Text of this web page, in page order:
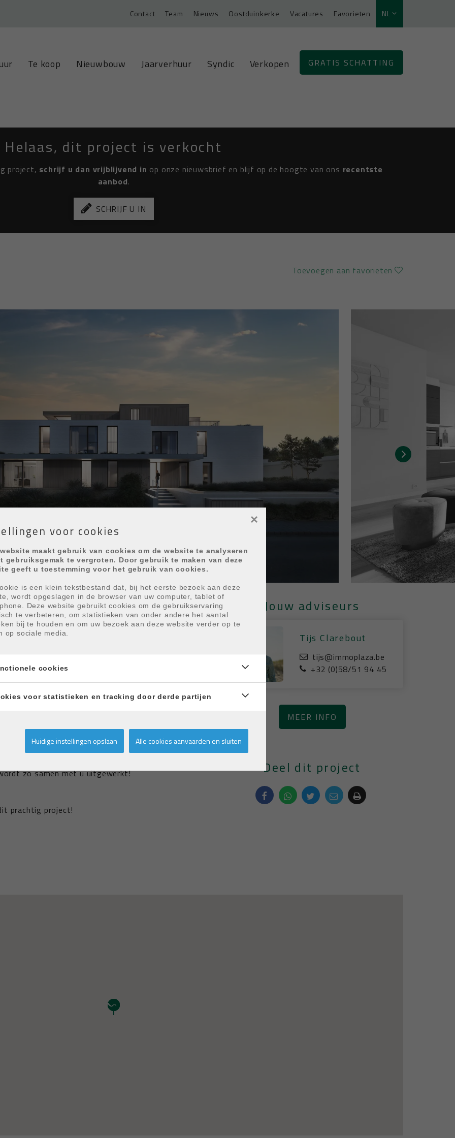
Contact Team Nieuws Oostduinkerke Vacatures Favorieten NL
Te koop Nieuwbouw Jaarverhuur Syndic Verkopen GRATIS SCHATTING
Helaas, dit project is verkocht
project, schrijf u dan vrijblijvend in op onze nieuwsbrief en blijf op de hoogte van ons recentste
aanbod.
SCHRIJF U IN
Toevoegen aan favorieten
TE
slechts 6 appartementen en 1 penthouse,
strand en de duinen.
een ruime leefruimte met open keuken en
wordt bepaald in samenspraak met de koper.
zo samen met u uitgewerkt!
prachtig project!
Jouw adviseurs
Tijs Clarebout
tijs@immoplaza.be
+32 (0)58/51 94 45
MEER INFO
Deel dit project
voor cookies
website maakt gebruik van cookies om de website te analyseren
gebruiksgemak te vergroten. Door gebruik te maken van deze
geeft u toestemming voor het gebruik van cookies.
is een klein tekstbestand dat, bij het eerste bezoek aan deze
wordt opgeslagen in de browser van uw computer, tablet of
Deze website gebruikt cookies om de gebruikservaring
te verbeteren, om statistieken van onder andere het aantal
bij te houden en om uw bezoek aan deze website verder op te
op sociale media.
×
cookies
voor statistieken en tracking door derde partijen
Huidige instellingen opslaan Alle cookies aanvaarden en sluiten